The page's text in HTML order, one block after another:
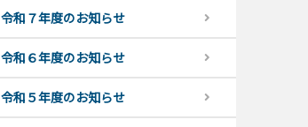
令和７年度のお知らせ
令和６年度のお知らせ
令和５年度のお知らせ